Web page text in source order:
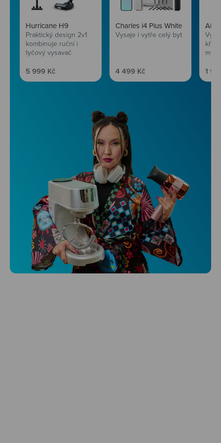
Hurricane H9
Praktický design 2v1
kombinuje ruční i
tyčový vysavač
Prodejní cena
5 999 Kč
Charles i4 Plus White
Vysaje i vytře celý byt
Prodejní cena
4 499 Kč 1
Niceboy ONE Ultra
Hlídá ti zdraví, spánek i pohyb a ještě k
tomu platí.